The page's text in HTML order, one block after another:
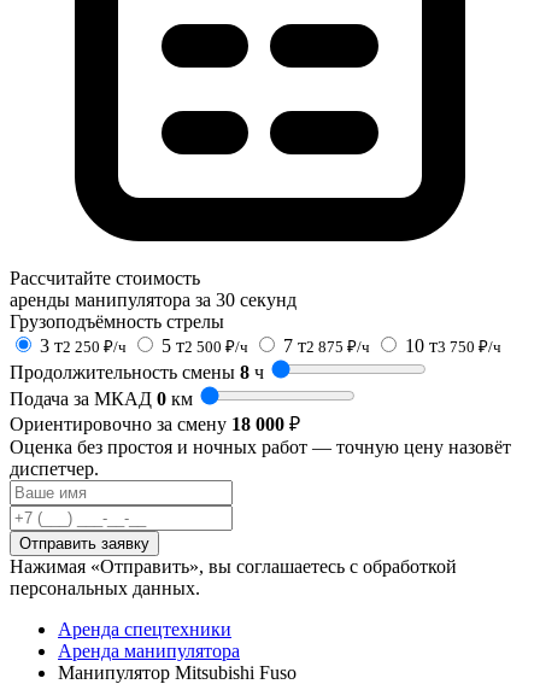
Рассчитайте стоимость
аренды манипулятора за 30 секунд
Грузоподъёмность стрелы
3 т2 250 ₽/ч 5 т2 500 ₽/ч 7 т2 875 ₽/ч 10 т3 750 ₽/ч
Продолжительность смены 8 ч
Подача за МКАД 0 км
Ориентировочно за смену 18 000 ₽
Оценка без простоя и ночных работ — точную цену назовёт
диспетчер.
Отправить заявку
Нажимая «Отправить», вы соглашаетесь с обработкой
персональных данных.
Аренда спецтехники
Аренда манипулятора
Манипулятор Mitsubishi Fuso